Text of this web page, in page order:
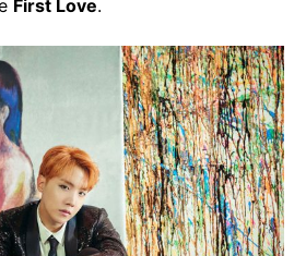
First Love.